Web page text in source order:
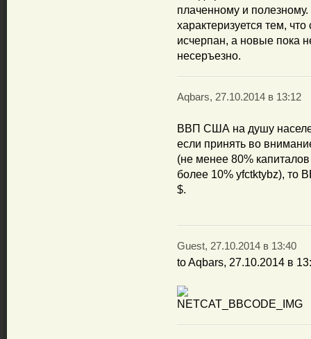
плаченному и
характеризуется тем,
исчерпан, а новые пока
несеръезно.
Aqbars, 27.10.2014 в 13:12
ВВП США на душу
если принять во
(не менее 80%
более 10% yfctktybz), то
$.
Guest, 27.10.2014 в 13:40
to Aqbars, 27.10.2014 в